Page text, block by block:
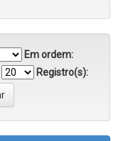
Em ordem:
Registro(s):